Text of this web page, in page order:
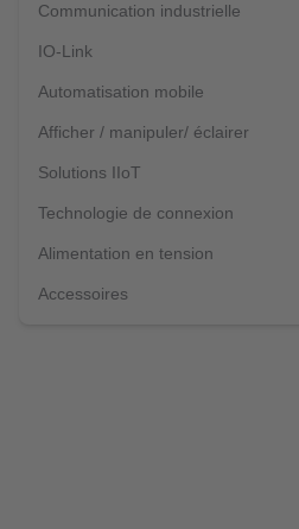
Communication industrielle
IO-Link
Automatisation mobile
Afficher / manipuler/ éclairer
Solutions IIoT
Technologie de connexion
Alimentation en tension
Accessoires